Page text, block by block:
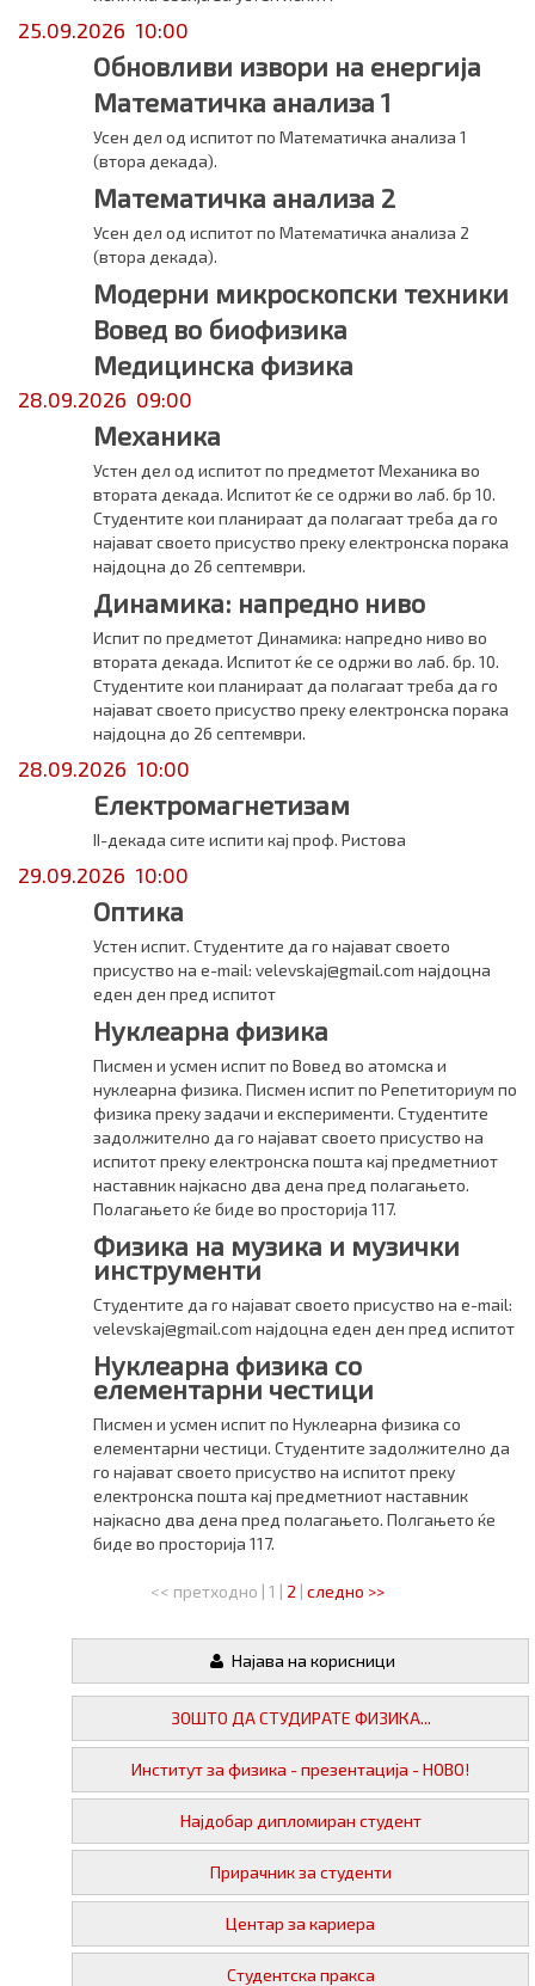
25.09.2026 10:00
Обновливи извори на енергија
Математичка анализа 1
Усен дел од испитот по Математичка анализа 1
(втора декада).
Математичка анализа 2
Усен дел од испитот по Математичка анализа 2
(втора декада).
Модерни микроскопски техники
Вовед во биофизика
Медицинска физика
28.09.2026 09:00
Механика
Устен дел од испитот по предметот Механика во
втората декада. Испитот ќе се одржи во лаб. бр 10.
Студентите кои планираат да полагаат треба да го
најават своето присуство преку електронска порака
најдоцна до 26 септември.
Динамика: напредно ниво
Испит по предметот Динамика: напредно ниво во
втората декада. Испитот ќе се одржи во лаб. бр. 10.
Студентите кои планираат да полагаат треба да го
најават своето присуство преку електронска порака
најдоцна до 26 септември.
28.09.2026 10:00
Електромагнетизам
II-декада сите испити кај проф. Ристова
29.09.2026 10:00
Оптика
Устен испит. Студентите да го најават своето
присуство на e-mail: velevskaj@gmail.com најдоцна
еден ден пред испитот
Нуклеарна физика
Писмен и усмен испит по Вовед во атомска и
нуклеарна физика. Писмен испит по Репетиториум по
физика преку задачи и експерименти. Студентите
задолжително да го најават своето присуство на
испитот преку електронска пошта кај предметниот
наставник најкасно два дена пред полагањето.
Полагањето ќе биде во просторија 117.
Физика на музика и музички
инструменти
Студентите да го најават своето присуство на e-mail:
velevskaj@gmail.com најдоцна еден ден пред испитот
Нуклеарна физика со
елементарни честици
Писмен и усмен испит по Нуклеарна физика со
елементарни честици. Студентите задолжително да
го најават своето присуство на испитот преку
електронска пошта кај предметниот наставник
најкасно два дена пред полагањето. Полгањето ќе
биде во просторија 117.
<< претходно | 1 | 2 | следно >>
Најава на корисници
ЗОШТО ДА СТУДИРАТЕ ФИЗИКА...
Институт за физика - презентација - НОВО!
Најдобар дипломиран студент
Прирачник за студенти
Центар за кариера
Студентска пракса